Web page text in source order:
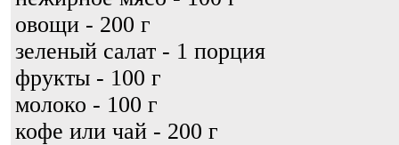
овощи - 200 г
зеленый салат - 1 порция
фрукты - 100 г
молоко - 100 г
кофе или чай - 200 г